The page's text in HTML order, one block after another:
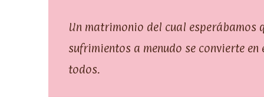
Un matrimonio del cual esperábamos
sufrimientos a menudo se convierte
todos.